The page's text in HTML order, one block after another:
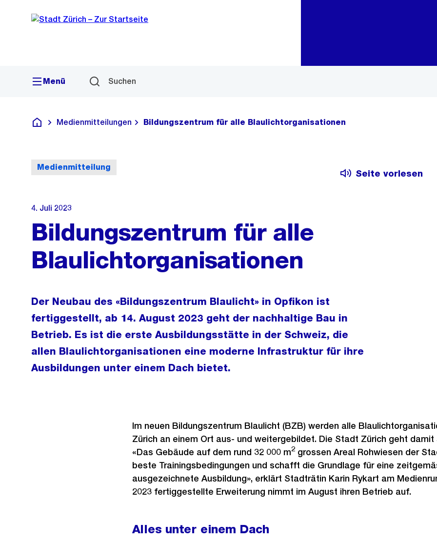
Navigation
Sprunglink
Menü Suchen
Deutsch
Medienmitteilungen Bildungszentrum für alle Blaulichtorganisationen
Medienmitteilung
Seite vorlesen
4. Juli 2023
Bildungszentrum für alle
Blaulichtorganisationen
Der Neubau des «Bildungszentrum Blaulicht» in Opfikon ist
fertiggestellt, ab 14. August 2023 geht der nachhaltige Bau in
Betrieb. Es ist die erste Ausbildungsstätte in der Schweiz, die
allen Blaulichtorganisationen eine moderne Infrastruktur für ihre
Ausbildungen unter einem Dach bietet.
Im neuen Bildungszentrum Blaulicht (BZB) werden alle
Zürich an einem Ort aus- und weitergebildet. Die Stadt Zürich geht damit
«Das Gebäude auf dem rund 32 000 m2grossen Areal Rohwiesen der
beste Trainingsbedingungen und schafft die Grundlage für eine
ausgezeichnete Ausbildung», erklärt Stadträtin Karin Rykart am
2023 fertiggestellte Erweiterung nimmt im August ihren Betrieb auf.
Alles unter einem Dach